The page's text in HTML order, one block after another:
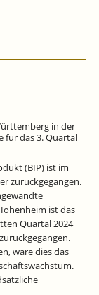
in der
für das 3. Quartal
(BIP) ist im
zurückgegangen.
ist das
Quartal 2024
wäre dies das